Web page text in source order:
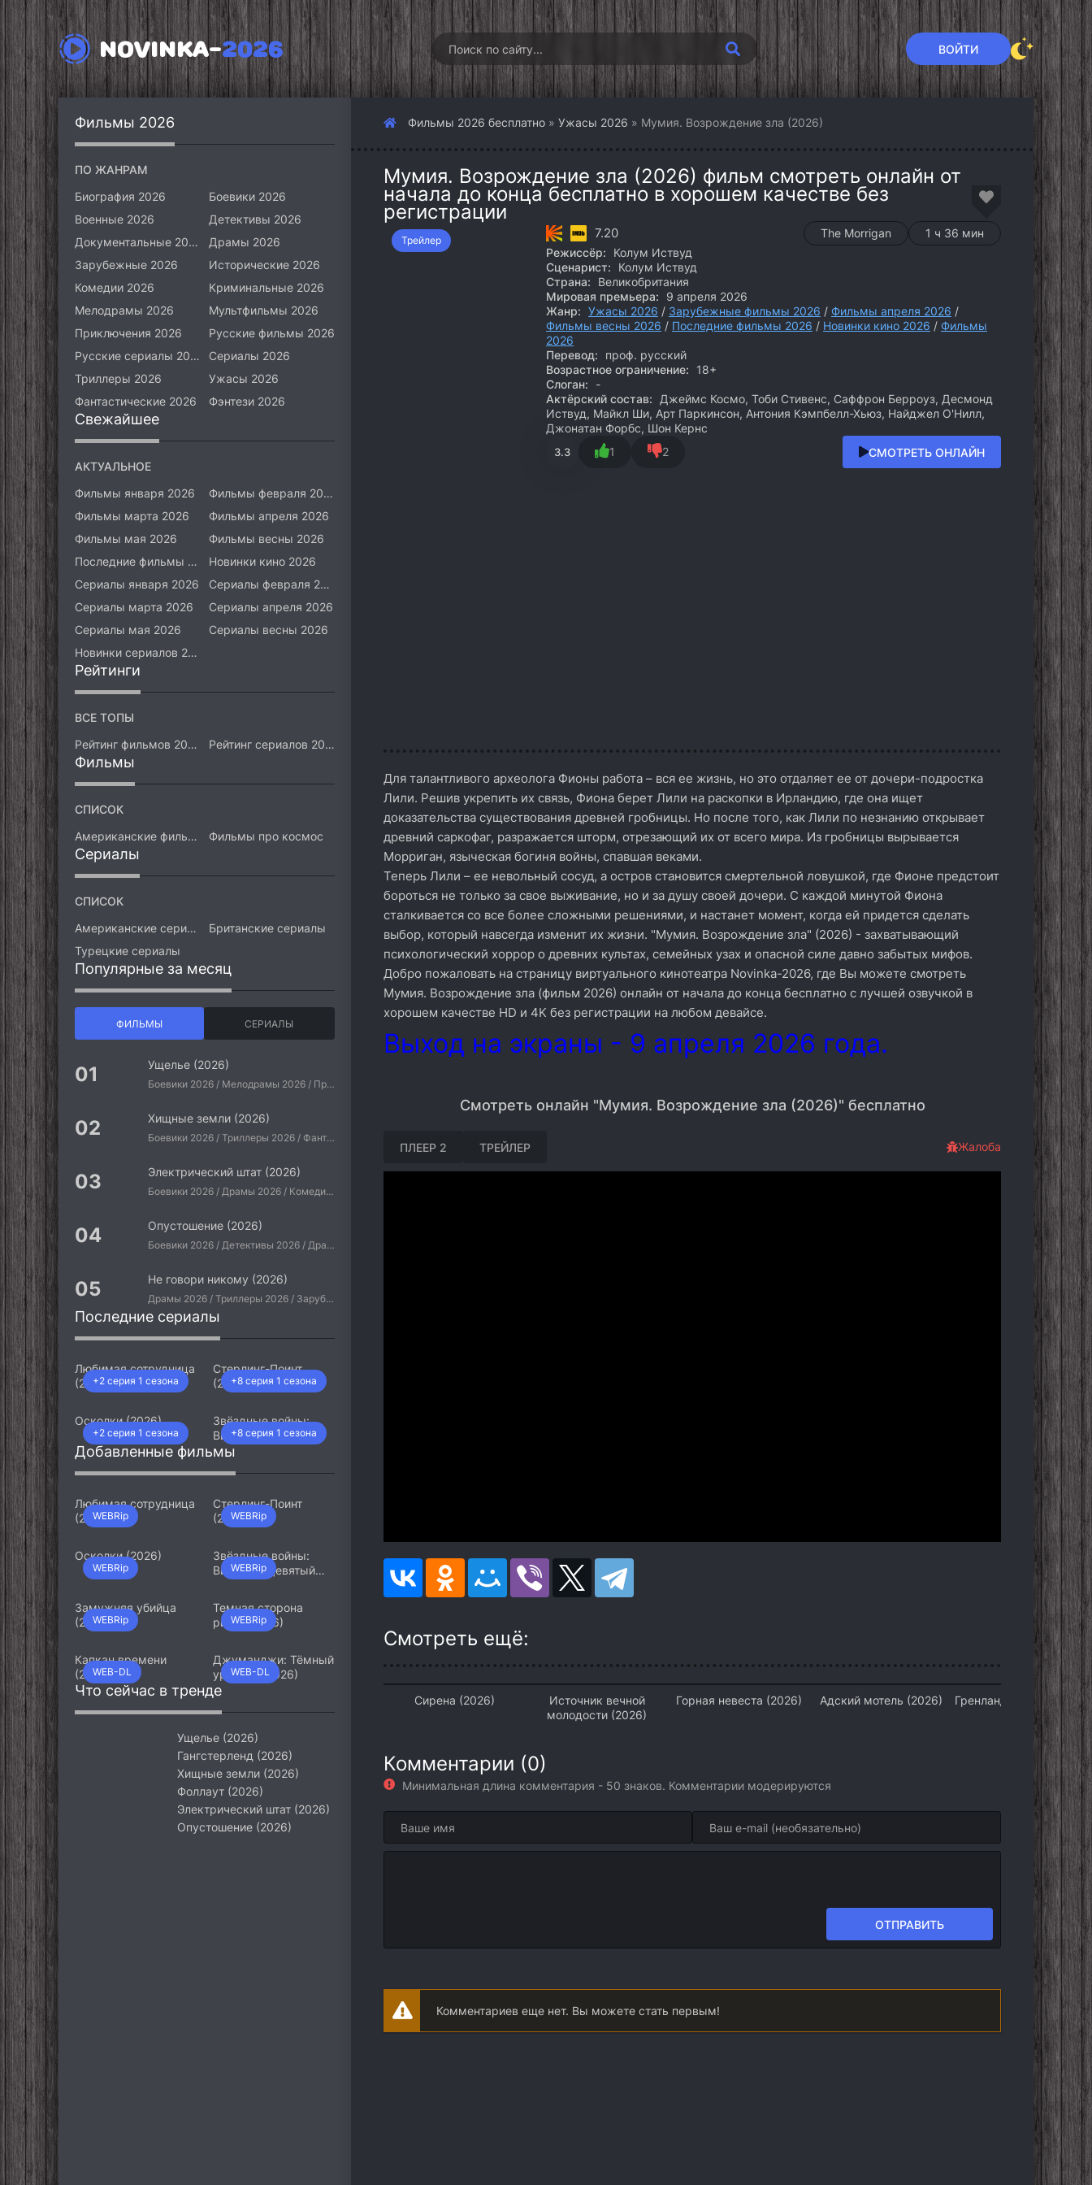
NOVINKA-2026 ВОЙТИ
Фильмы 2026 бесплатно » Ужасы 2026 » Мумия. Возрождение зла (2026)
Мумия. Возрождение зла (2026) фильм смотреть онлайн от
начала до конца бесплатно в хорошем качестве без
регистрации
Трейлер 7.20 The Morrigan
1 ч 36 мин
Режиссёр:
Колум Иствуд
Сценарист:
Колум Иствуд
Страна:
Великобритания
Мировая премьера:
9 апреля 2026
Жанр: Ужасы 2026 / Зарубежные фильмы 2026 / Фильмы апреля 2026 /
Фильмы весны 2026 / Последние фильмы 2026 / Новинки кино 2026 / Фильмы
2026
Перевод:
проф. русский
Возрастное ограничение:
18+
Слоган:
-
Актёрский состав:
Джеймс Космо, Тоби Стивенс, Саффрон Берроуз, Десмонд
Иствуд, Майкл Ши, Арт Паркинсон, Антония Кэмпбелл-Хьюз, Найджел О'Нилл,
Джонатан Форбс, Шон Кернс
3.3 1 2 СМОТРЕТЬ ОНЛАЙН
Для талантливого археолога Фионы работа – вся ее жизнь, но это отдаляет ее от дочери-подростка
Лили. Решив укрепить их связь, Фиона берет Лили на раскопки в Ирландию, где она ищет
доказательства существования древней гробницы. Но после того, как Лили по незнанию открывает
древний саркофаг, разражается шторм, отрезающий их от всего мира. Из гробницы вырывается
Морриган, языческая богиня войны, спавшая веками.
Теперь Лили – ее невольный сосуд, а остров становится смертельной ловушкой, где Фионе предстоит
бороться не только за свое выживание, но и за душу своей дочери. С каждой минутой Фиона
сталкивается со все более сложными решениями, и настанет момент, когда ей придется сделать
выбор, который навсегда изменит их жизни. "Мумия. Возрождение зла" (2026) - захватывающий
психологический хоррор о древних культах, семейных узах и опасной силе давно забытых мифов.
Добро пожаловать на страницу виртуального кинотеатра Novinka-2026, где Вы можете смотреть
Мумия. Возрождение зла (фильм 2026) онлайн от начала до конца бесплатно с лучшей озвучкой в
хорошем качестве HD и 4K без регистрации на любом девайсе.
Выход на экраны - 9 апреля 2026 года.
Смотреть онлайн "Мумия. Возрождение зла (2026)" бесплатно
ПЛЕЕР 2 ТРЕЙЛЕР Жалоба
Смотреть ещё:
Сирена (2026)
Источник вечной
молодости (2026)
Горная невеста (2026) Адский мотель (2026)
Гренландия 2: Миграция
(2026)
Комментарии (0)
Минимальная длина комментария - 50 знаков. Комментарии модерируются
ОТПРАВИТЬ
Комментариев еще нет. Вы можете стать первым!
Фильмы 2026
ПО ЖАНРАМ
Биография 2026
Боевики 2026
Военные 2026
Детективы 2026
Документальные 2026
Драмы 2026
Зарубежные 2026
Исторические 2026
Комедии 2026
Криминальные 2026
Мелодрамы 2026
Мультфильмы 2026
Приключения 2026
Русские фильмы 2026
Русские сериалы 2026
Сериалы 2026
Триллеры 2026
Ужасы 2026
Фантастические 2026
Фэнтези 2026
Свежайшее
АКТУАЛЬНОЕ
Фильмы января 2026
Фильмы февраля 2026
Фильмы марта 2026
Фильмы апреля 2026
Фильмы мая 2026
Фильмы весны 2026
Последние фильмы 2026
Новинки кино 2026
Сериалы января 2026
Сериалы февраля 2026
Сериалы марта 2026
Сериалы апреля 2026
Сериалы мая 2026
Сериалы весны 2026
Новинки сериалов 2026
Рейтинги
ВСЕ ТОПЫ
Рейтинг фильмов 2026
Рейтинг сериалов 2026
Фильмы
СПИСОК
Американские фильмы
Фильмы про космос
Сериалы
СПИСОК
Американские сериалы
Британские сериалы
Турецкие сериалы
Популярные за месяц
ФИЛЬМЫ СЕРИАЛЫ
Ущелье (2026)
Боевики 2026 / Мелодрамы 2026 / Приключения 2026 / Ужасы 2026 / Фантастические 2026 / Зарубежные фильмы 2026 / Американские фильмы / Фильмы 2026
Хищные земли (2026)
Боевики 2026 / Триллеры 2026 / Фантастические 2026 / Зарубежные фильмы 2026 / Американские фильмы / Фильмы 2026
Электрический штат (2026)
Боевики 2026 / Драмы 2026 / Комедии 2026 / Приключения 2026 / Фантастические 2026 / Зарубежные фильмы 2026 / Американские фильмы / Фильмы 2026
Опустошение (2026)
Боевики 2026 / Детективы 2026 / Драмы 2026 / Криминальные фильмы 2026 / Триллеры 2026 / Зарубежные фильмы 2026 / Американские фильмы / Фильмы 2026
Не говори никому (2026)
Драмы 2026 / Триллеры 2026 / Зарубежные фильмы 2026 / Американские фильмы / Фильмы 2026
Последние сериалы
+2 серия 1 сезона
Любимая сотрудница
(2026)
+8 серия 1 сезона
Стерлинг-Поинт
(2026)
+2 серия 1 сезона
Осколки (2026)
+8 серия 1 сезона
Звёздные войны:
Видения. Девятый
джедай (2026)
Добавленные фильмы
WEBRip
Любимая сотрудница
(2026)
WEBRip
Стерлинг-Поинт
(2026)
WEBRip
Осколки (2026)
WEBRip
Звёздные войны:
Видения. Девятый
WEBRip
Замужняя убийца
(2026)
WEBRip
Темная сторона
ринга (2026)
WEB-DL
Капкан времени
(2026)
WEB-DL
Джуманджи: Тёмный
уровень (2026)
Что сейчас в тренде
Ущелье (2026)
Гангстерленд (2026)
Хищные земли (2026)
Фоллаут (2026)
Электрический штат (2026)
Опустошение (2026)